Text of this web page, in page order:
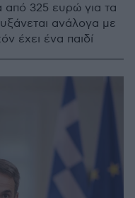
από 325 ευρώ για τα
ανάλογα με
έχει ένα παιδί